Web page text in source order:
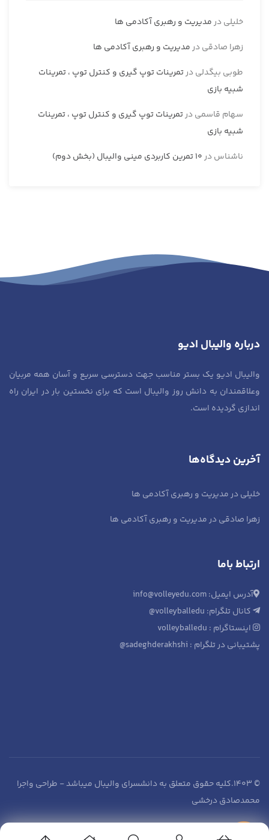
خلیلیدرمدیریت و رهبری آکادمی ها
زهرا صادقیدرمدیریت و رهبری آکادمی ها
طوبی بیگدلیدرتمرینات توپ گیری و کنترل توپ ، تمرینات
شبیه بازی
سهام قاسمیدرتمرینات توپ گیری و کنترل توپ ، تمرینات
شبیه بازی
ناشناسدر10 تمرین کاربردی مینی والیبال (بخش دوم)
درباره والیبال ادیو
والیبال ادیو یک بستر مناسب جهت دسترسی سریع و آسان همه مربیان
وعلاقمندان به دانش روز والیبال است که برای نخستین بار در ایران راه
اندازی گردیده است.
آخرین دیدگاه‌ها
خلیلی درمدیریت و رهبری آکادمی ها
زهرا صادقی درمدیریت و رهبری آکادمی ها
ارتباط باما
آدرس ایمیل: info@volleyedu.com
کانال تلگرام: volleyballedu@
اینستاگرام : volleyballedu
پشتیبانی در تلگرام : sadeghderakhshi@
© 1403.کلیه حقوق متعلق به دانشسرای والیبال میباشد - طراحی واجرا
محمدصادق درخشی